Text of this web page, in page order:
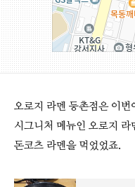
오로지 라멘 등촌점은 이
시그니처 메뉴인 오로지
돈코츠 라멘을 먹었었죠.